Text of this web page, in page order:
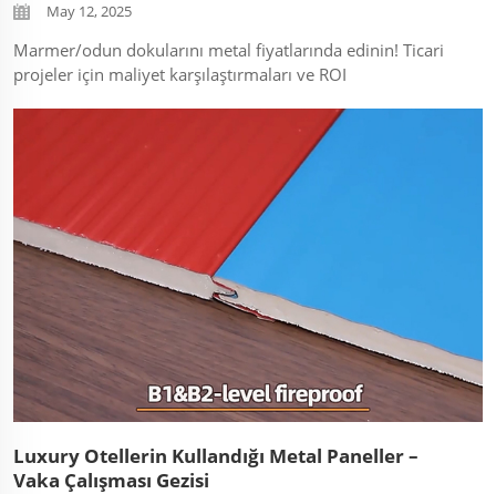
May 12, 2025
Marmer/odun dokularını metal fiyatlarında edinin! Ticari
projeler için maliyet karşılaştırmaları ve ROI
Luxury Otellerin Kullandığı Metal Paneller –
Vaka Çalışması Gezisi